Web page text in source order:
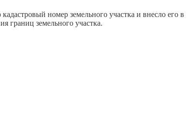
номер земельного участка и внесло его в
границ земельного участка.